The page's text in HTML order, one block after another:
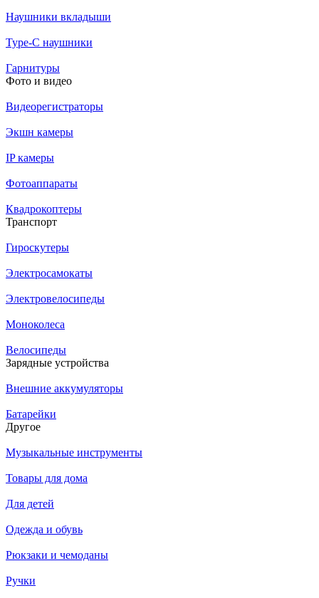
Наушники вкладыши
Type-C наушники
Гарнитуры
Фото и видео
Видеорегистраторы
Экшн камеры
IP камеры
Фотоаппараты
Квадрокоптеры
Транспорт
Гироскутеры
Электросамокаты
Электровелосипеды
Моноколеса
Велосипеды
Зарядные устройства
Внешние аккумуляторы
Батарейки
Другое
Музыкальные инструменты
Товары для дома
Для детей
Одежда и обувь
Рюкзаки и чемоданы
Ручки